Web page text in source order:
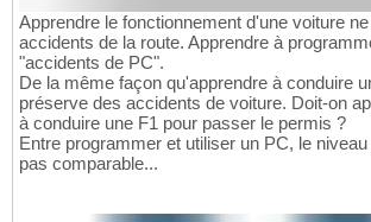
Apprendre le fonctionnement d'une voiture
accidents de la route. Apprendre à
"accidents de PC".
De la même façon qu'apprendre à conduire
préserve des accidents de voiture. Doit-on
à conduire une F1 pour passer le permis ?
Entre programmer et utiliser un PC, le
pas comparable...